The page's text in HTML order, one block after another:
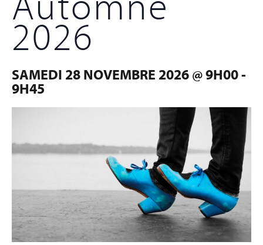
2026
SAMEDI 28 NOVEMBRE 2026 @ 9H00-
9H45